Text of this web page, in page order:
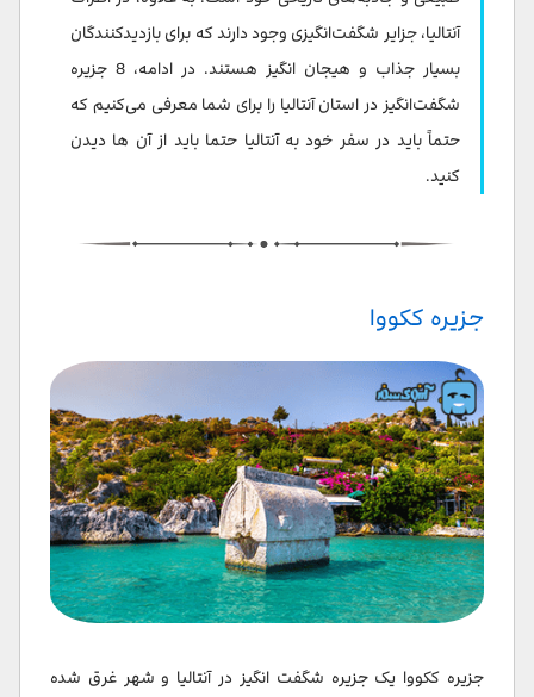
جزیره یونانی Meis در آنتالیا
جزیره دلفین ها
Sıçan Adası یا جزیره لاک پشت ها
جزایر کاس
آنتالیا، جزایر شگفت‌انگیزی وجود دارند که برای بازدیدکنندگان
بسیار جذاب و هیجان انگیز هستند. در ادامه، 8 جزیره
شگفت‌انگیز در استان آنتالیا را برای شما معرفی می‌کنیم که
حتماً باید در سفر خود به آنتالیا حتما باید از آن ها دیدن
کنید.
جزیره ککووا
جزیره ککووا یک جزیره شگفت انگیز در آنتالیا و شهر غرق شده